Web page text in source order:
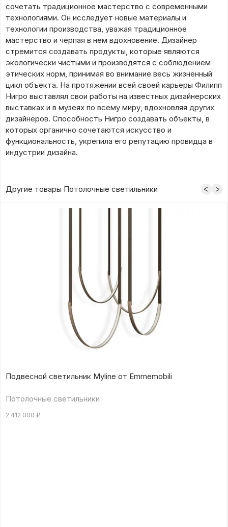
сочетать традиционное мастерство с современными
технологиями. Он исследует новые материалы и
технологии производства, уважая традиционное
мастерство и черпая в нем вдохновение. Дизайнер
стремится создавать продукты, которые являются
экологически чистыми и производятся с соблюдением
этических норм, принимая во внимание весь жизненный
цикл объекта. На протяжении всей своей карьеры Филипп
Нигро выставлял свои работы на известных дизайнерских
выставках и в музеях по всему миру, вдохновляя других
дизайнеров. Способность Нигро создавать объекты, в
которых органично сочетаются искусство и
функциональность, укрепила его репутацию провидца в
индустрии дизайна.
Другие товары Потолочные светильники
Подвесной светильник Myline от Emmemobili
Потолочные светильники
2 412 000 ₽